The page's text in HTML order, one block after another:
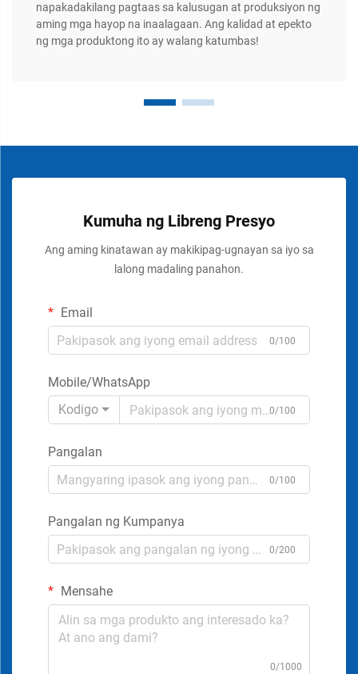
napakadakilang pagtaas sa kalusugan at produksiyon ng
aming mga hayop na inaalagaan. Ang kalidad at epekto
ng mga produktong ito ay walang katumbas!
Kumuha ng Libreng Presyo
Ang aming kinatawan ay makikipag-ugnayan sa iyo sa
lalong madaling panahon.
Email
0/100
Mobile/WhatsApp
Kodigo
0/100
Pangalan
0/100
Pangalan ng Kumpanya
0/200
Mensahe
0/1000